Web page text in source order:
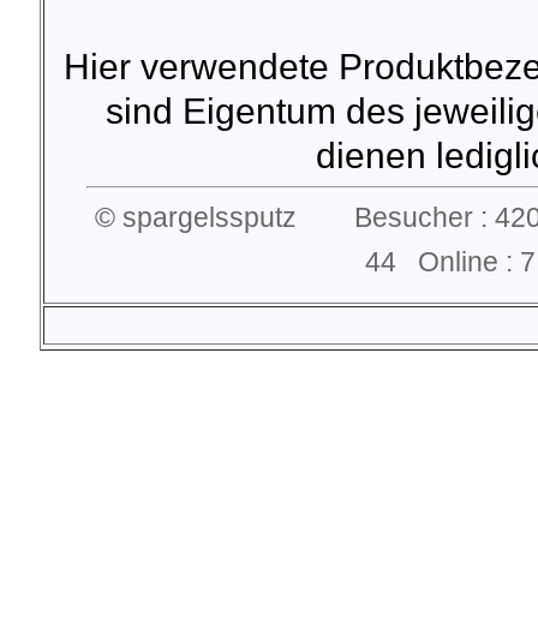
Hier verwendete
sind Eigentum des
dienen
© spargelssputz Besucher :
44 Online